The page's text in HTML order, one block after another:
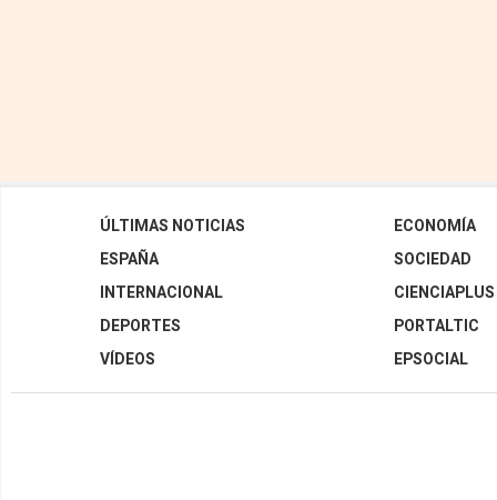
ÚLTIMAS NOTICIAS
ESPAÑA
INTERNACIONAL
DEPORTES
VÍDEOS
ECONOMÍA
SOCIEDAD
CIENCIAPLUS
PORTALTIC
EPSOCIAL